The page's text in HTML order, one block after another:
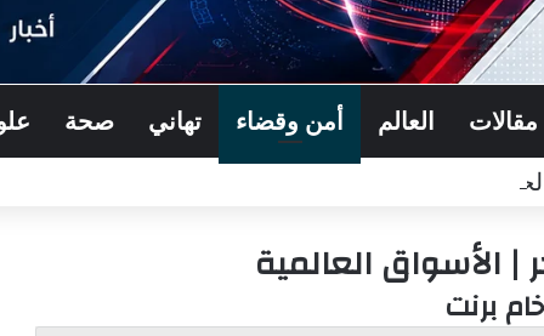
مقالات العالم أمن وقضاء تهاني صحة
القومي العربي اللواء خالد كريدية
الأسواق العالمية
برنت